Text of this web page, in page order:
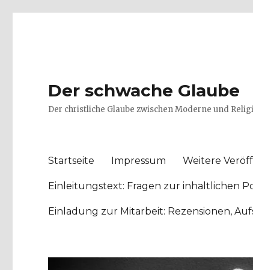
Der schwache Glaube
Der christliche Glaube zwischen Moderne und
Startseite Impressum Weitere
Einleitungstext: Fragen zur inhaltlichen
Einladung zur Mitarbeit: Rezensionen,